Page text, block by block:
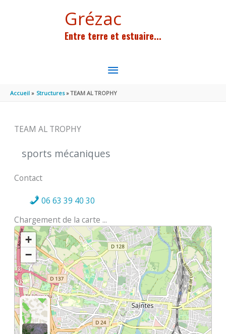
Grézac
Entre terre et estuaire...
MENU
PRINCIPAL
Accueil Structures TEAM AL TROPHY
TEAM AL TROPHY
sports mécaniques
Contact
06 63 39 40 30
Chargement de la carte ...
+
−